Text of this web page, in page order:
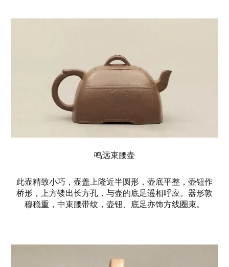
鸣远束腰壶
此壶精致小巧，壶盖上隆近半圆形，壶底平整，壶钮作
桥形，上方镂出长方孔，与壶的底足遥相呼应。器形敦
穆稳重，中束腰带纹，壶钮、底足亦饰方线圈束。